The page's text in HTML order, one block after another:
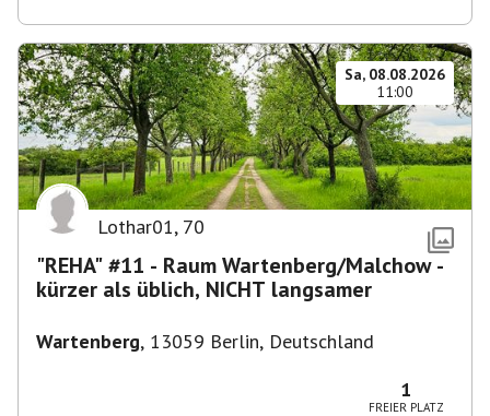
Sa, 08.08.2026
11:00
Lothar01, 70
"REHA" #11 - Raum Wartenberg/Malchow -
kürzer als üblich, NICHT langsamer
Wartenberg, 13059 Berlin, Deutschland
1
FREIER PLATZ